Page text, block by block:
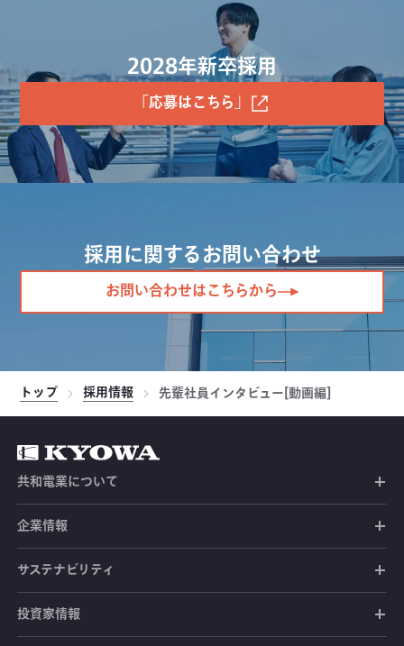
2028年新卒採用
「応募はこちら」
採用に関するお問い合わせ
お問い合わせはこちらから
トップ 採用情報 先輩社員インタビュー[動画編]
共和電業について
共和電業の未来
共和電業の事業
共和電業のあゆみ
企業情報
社長メッセージ
経営ビジョン
サステナビリティ
環境への取り組み
投資家情報